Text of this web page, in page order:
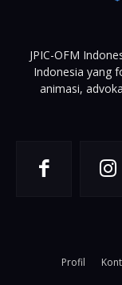
JPIC-OFM
Indonesia yang
animasi,
Profil